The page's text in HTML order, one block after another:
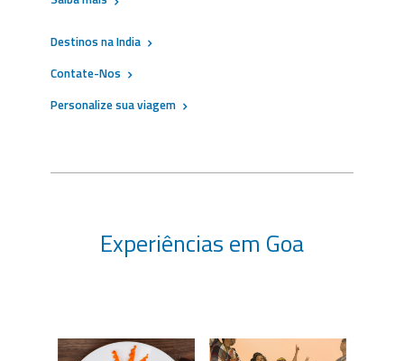
Destinos na India
Contate-Nos
Personalize sua viagem
Experiências em Goa